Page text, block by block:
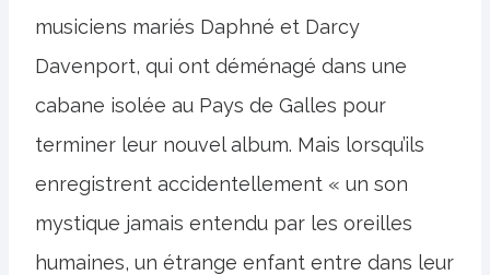
musiciens mariés Daphné et Darcy
Davenport, qui ont déménagé dans une
cabane isolée au Pays de Galles pour
terminer leur nouvel album. Mais lorsqu’ils
enregistrent accidentellement « un son
mystique jamais entendu par les oreilles
humaines, un étrange enfant entre dans leur